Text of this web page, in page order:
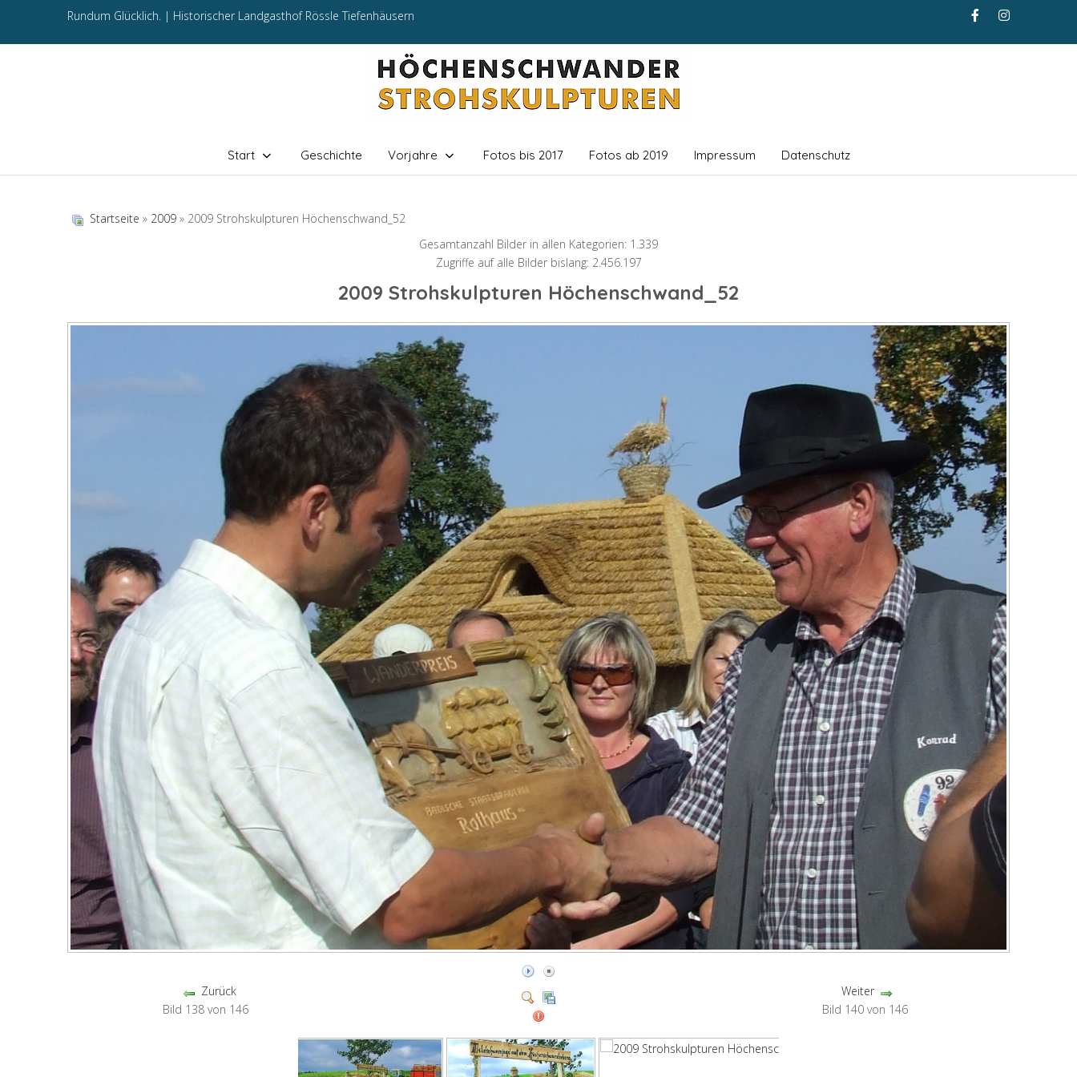
Rundum Glücklich. | Historischer Landgasthof Rössle Tiefenhäusern
Start Geschichte Vorjahre Fotos bis 2017 Fotos ab 2019 Impressum Datenschutz
Startseite » 2009 » 2009 Strohskulpturen Höchenschwand_52
Gesamtanzahl Bilder in allen Kategorien: 1.339
Zugriffe auf alle Bilder bislang: 2.456.197
2009 Strohskulpturen Höchenschwand_52
Zurück
Bild 138 von 146
Weiter
Bild 140 von 146